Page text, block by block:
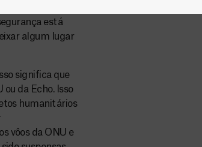
está
algum lugar
significa que
da Echo. Isso
humanitários
vôos da ONU e